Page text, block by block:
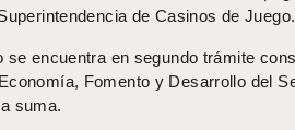
de Casinos de Juego.
se encuentra en segundo trámite
Fomento y Desarrollo del
suma.